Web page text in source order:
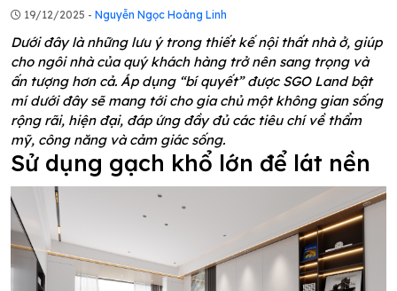
19/12/2025 - Nguyễn Ngọc Hoàng Linh
Dưới đây là những lưu ý trong thiết kế nội thất nhà ở, giúp
cho ngôi nhà của quý khách hàng trở nên sang trọng và
ấn tượng hơn cả. Áp dụng “bí quyết” được SGO Land bật
mí dưới đây sẽ mang tới cho gia chủ một không gian sống
rộng rãi, hiện đại, đáp ứng đầy đủ các tiêu chí về thẩm
mỹ, công năng và cảm giác sống.
Sử dụng gạch khổ lớn để lát nền